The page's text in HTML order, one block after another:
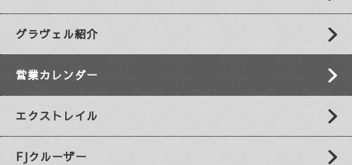
グラヴェル紹介
営業カレンダー
エクストレイル
FJクルーザー